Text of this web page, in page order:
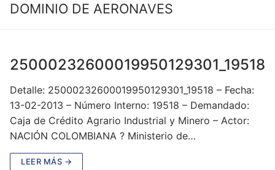
DOMINIO DE AERONAVES
25000232600019950129301_19518
Detalle: 25000232600019950129301_19518 – Fecha:
13-02-2013 – Número Interno: 19518 – Demandado:
Caja de Crédito Agrario Industrial y Minero – Actor:
NACIÓN COLOMBIANA ? Ministerio de…
LEER MÁS →